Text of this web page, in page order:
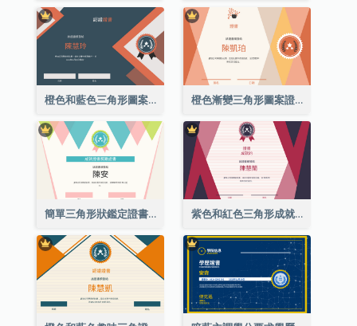
橙色和藍色三角形圖案證書 橙色漸變三角形圖案證書
簡單三角形狀鑑定證書 紫色和紅色三角形成就證書